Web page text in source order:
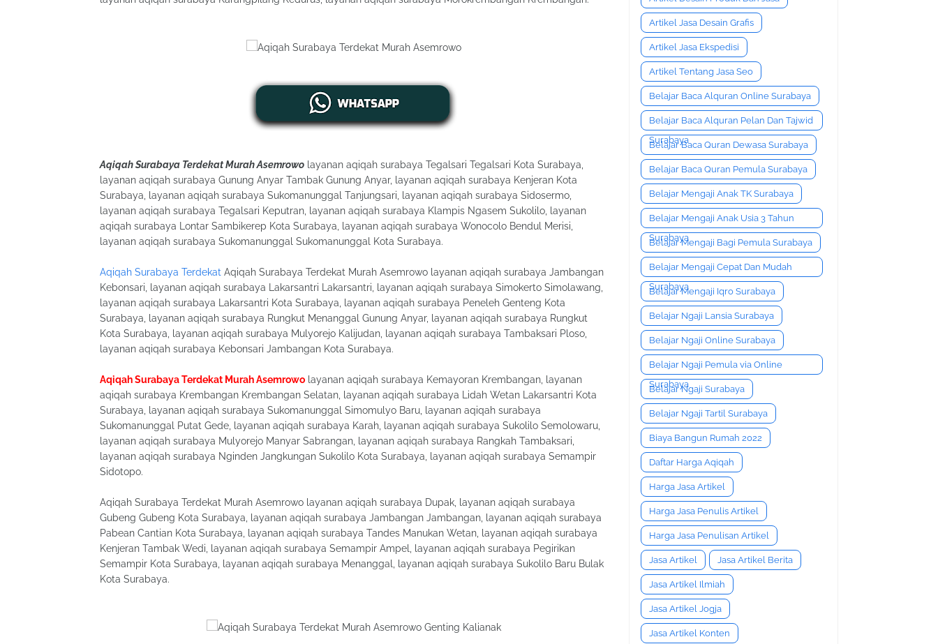
Aqiqah Surabaya Terdekat Murah Asemrowo layanan aqiqah surabaya Tegalsari Tegalsari Kota Surabaya,
layanan aqiqah surabaya Gunung Anyar Tambak Gunung Anyar, layanan aqiqah surabaya Kenjeran Kota
Surabaya, layanan aqiqah surabaya Sukomanunggal Tanjungsari, layanan aqiqah surabaya Sidosermo,
layanan aqiqah surabaya Tegalsari Keputran, layanan aqiqah surabaya Klampis Ngasem Sukolilo, layanan
aqiqah surabaya Lontar Sambikerep Kota Surabaya, layanan aqiqah surabaya Wonocolo Bendul Merisi,
layanan aqiqah surabaya Sukomanunggal Sukomanunggal Kota Surabaya.
Aqiqah Surabaya Terdekat Aqiqah Surabaya Terdekat Murah Asemrowo layanan aqiqah surabaya Jambangan
Kebonsari, layanan aqiqah surabaya Lakarsantri Lakarsantri, layanan aqiqah surabaya Simokerto Simolawang,
layanan aqiqah surabaya Lakarsantri Kota Surabaya, layanan aqiqah surabaya Peneleh Genteng Kota
Surabaya, layanan aqiqah surabaya Rungkut Menanggal Gunung Anyar, layanan aqiqah surabaya Rungkut
Kota Surabaya, layanan aqiqah surabaya Mulyorejo Kalijudan, layanan aqiqah surabaya Tambaksari Ploso,
layanan aqiqah surabaya Kebonsari Jambangan Kota Surabaya.
Aqiqah Surabaya Terdekat Murah Asemrowo layanan aqiqah surabaya Kemayoran Krembangan, layanan
aqiqah surabaya Krembangan Krembangan Selatan, layanan aqiqah surabaya Lidah Wetan Lakarsantri Kota
Surabaya, layanan aqiqah surabaya Sukomanunggal Simomulyo Baru, layanan aqiqah surabaya
Sukomanunggal Putat Gede, layanan aqiqah surabaya Karah, layanan aqiqah surabaya Sukolilo Semolowaru,
layanan aqiqah surabaya Mulyorejo Manyar Sabrangan, layanan aqiqah surabaya Rangkah Tambaksari,
layanan aqiqah surabaya Nginden Jangkungan Sukolilo Kota Surabaya, layanan aqiqah surabaya Semampir
Sidotopo.
Aqiqah Surabaya Terdekat Murah Asemrowo layanan aqiqah surabaya Dupak, layanan aqiqah surabaya
Gubeng Gubeng Kota Surabaya, layanan aqiqah surabaya Jambangan Jambangan, layanan aqiqah surabaya
Pabean Cantian Kota Surabaya, layanan aqiqah surabaya Tandes Manukan Wetan, layanan aqiqah surabaya
Kenjeran Tambak Wedi, layanan aqiqah surabaya Semampir Ampel, layanan aqiqah surabaya Pegirikan
Semampir Kota Surabaya, layanan aqiqah surabaya Menanggal, layanan aqiqah surabaya Sukolilo Baru Bulak
Kota Surabaya.
Artikel Jasa Desain Grafis
Artikel Jasa Ekspedisi
Artikel Tentang Jasa Seo
Belajar Baca Alquran Online Surabaya
Belajar Baca Alquran Pelan Dan Tajwid
Surabaya
Belajar Baca Quran Dewasa Surabaya
Belajar Baca Quran Pemula Surabaya
Belajar Mengaji Anak TK Surabaya
Belajar Mengaji Anak Usia 3 Tahun
Surabaya
Belajar Mengaji Bagi Pemula Surabaya
Belajar Mengaji Cepat Dan Mudah
Surabaya
Belajar Mengaji Iqro Surabaya
Belajar Ngaji Lansia Surabaya
Belajar Ngaji Online Surabaya
Belajar Ngaji Pemula via Online
Surabaya
Belajar Ngaji Surabaya
Belajar Ngaji Tartil Surabaya
Biaya Bangun Rumah 2022
Daftar Harga Aqiqah
Harga Jasa Artikel
Harga Jasa Penulis Artikel
Harga Jasa Penulisan Artikel
Jasa Artikel Jasa Artikel Berita
Jasa Artikel Ilmiah
Jasa Artikel Jogja
Jasa Artikel Konten